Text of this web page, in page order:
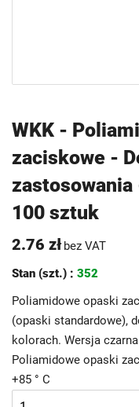
WKK -
zaciskowe -
100 sztuk
2.76 zł bez VAT
Stan (szt.) : 352
Poliamidowe opaski
(opaski standardowe),
kolorach. Wersja
Poliamidowe opaski
+85 ° C
na
początek